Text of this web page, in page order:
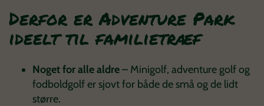
Derfor er Adventure Park
ideelt til familietræf
Noget for alle aldre– Minigolf, adventure golf og
fodboldgolf er sjovt for både de små og de lidt
større.